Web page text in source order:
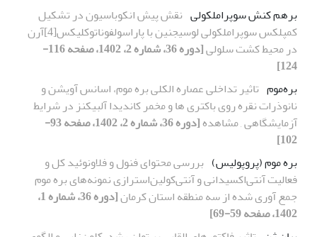
برهم کنش سوپراملکولی نقش پیش انکوباسیون در تشکیل
کمپلکس سوپراملکولی لوسیجنین با پاراسولفوناتوکلیکس[4]آرن
در محیط کشت سلولی
[دوره 36، شماره 2، 1402، صفحه 116-
124]
بره‌موم تاثیر تداخلی عصاره الکلی بره موم، اسانس آویشن و
نانوذرات نقره روی باکتری ها و مخمر کاندیدا آلبیکنز در شرایط
آزمایشگاهی , مشاهده
[دوره 36، شماره 2، 1402، صفحه 93-
102]
بره موم (پروپولیس) بررسی محتوای فنول و فلاونوئید کل و
فعالیت آنتی‌اکسیدانی و آنتی‌کولین‌استرازی نمونه‌های بره موم
جمع آوری شده از سه منطقه استان کرمان
[دوره 36، شماره 1،
1402، صفحه 59-69]